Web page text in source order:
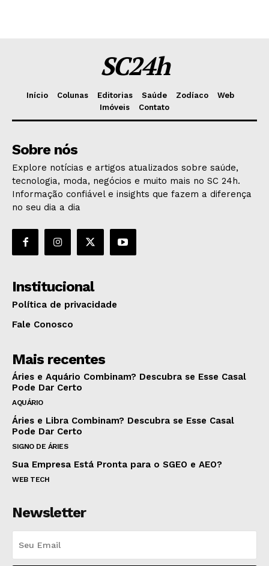
SC24h
Início Colunas Editorias Saúde Zodíaco
Web
Imóveis
Contato
Sobre nós
Explore notícias e artigos atualizados sobre saúde,
tecnologia, moda, negócios e muito mais no SC 24h.
Informação confiável e insights que fazem a diferença
no seu dia a dia
Institucional
Política de privacidade
Fale Conosco
Mais recentes
Áries e Aquário Combinam? Descubra se Esse Casal
Pode Dar Certo
AQUÁRIO
Áries e Libra Combinam? Descubra se Esse Casal
Pode Dar Certo
SIGNO DE ÁRIES
Sua Empresa Está Pronta para o SGEO e AEO?
WEB TECH
Newsletter